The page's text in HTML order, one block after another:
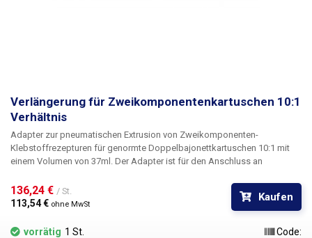
Verlängerung für Zweikomponentenkartuschen 10:1
Verhältnis
Adapter zur pneumatischen Extrusion von Zweikomponenten-
Klebstoffrezepturen für genormte Doppelbajonettkartuschen 10:1 mit
einem Volumen von 37ml. Der Adapter ist für den Anschluss an
geeignet. Die beiden Dosierkolben sind fest mit dem großen
Innenkolben verbunden und fahren gleichzeitig aus; dies gewährleistet
eine vollkommen gleichmäßige Dosierung, auch wenn die Viskosität der
beiden Komponenten der zu dosierenden Chemikalie unterschiedlich ist.
136,24 € / St.
113,54 € ohne MwSt
Kaufen
vorrätig 1 St.
Code: